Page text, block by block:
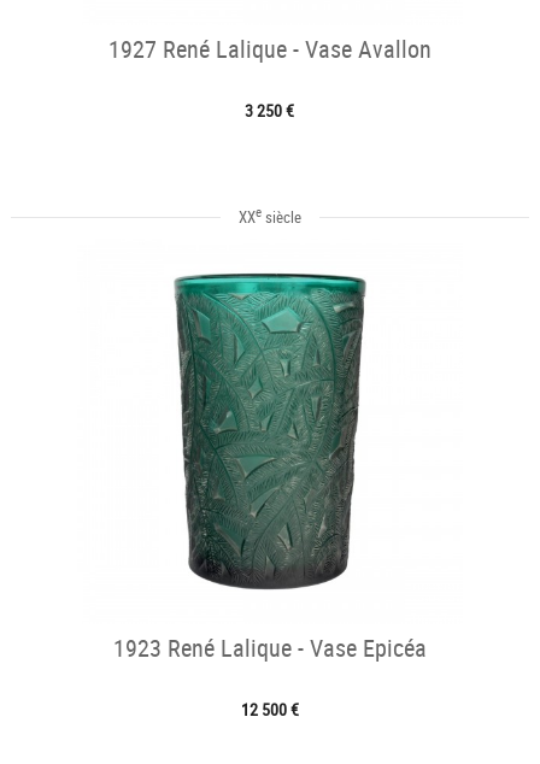
1927 René Lalique - Vase Avallon
3 250 €
XXesiècle
1923 René Lalique - Vase Epicéa
12 500 €